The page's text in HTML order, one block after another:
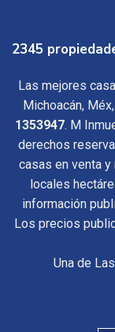
2345
Las mejores
Michoacán,
1353947. M
derechos
casas en venta
locales
información
Los precios
Una de